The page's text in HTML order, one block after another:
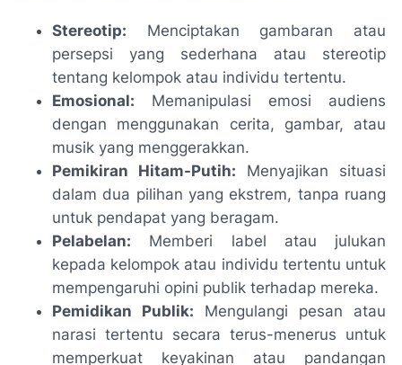
Stereotip: Menciptakan gambaran atau
persepsi yang sederhana atau stereotip
tentang kelompok atau individu tertentu.
Emosional: Memanipulasi emosi audiens
dengan menggunakan cerita, gambar, atau
musik yang menggerakkan.
Pemikiran Hitam-Putih: Menyajikan situasi
dalam dua pilihan yang ekstrem, tanpa ruang
untuk pendapat yang beragam.
Pelabelan: Memberi label atau julukan
kepada kelompok atau individu tertentu untuk
mempengaruhi opini publik terhadap mereka.
Pemidikan Publik: Mengulangi pesan atau
narasi tertentu secara terus-menerus untuk
memperkuat keyakinan atau pandangan